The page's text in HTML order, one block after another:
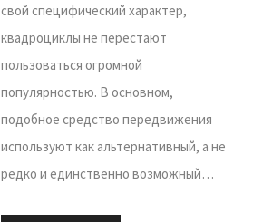
свой специфический характер,
квадроциклы не перестают
пользоваться огромной
популярностью. В основном,
подобное средство передвижения
используют как альтернативный, а не
редко и единственно возможный…